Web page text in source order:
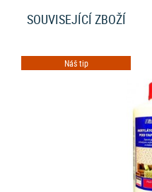
SOUVISEJÍCÍ ZBOŽÍ
Náš tip